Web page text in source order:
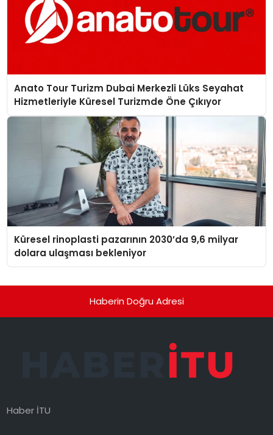
Anato Tour Turizm Dubai Merkezli Lüks Seyahat
Hizmetleriyle Küresel Turizmde Öne Çıkıyor
Küresel rinoplasti pazarının 2030’da 9,6 milyar
dolara ulaşması bekleniyor
Haberin Doğru Adresi
Haber İTU